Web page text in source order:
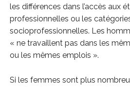
les différences dans l’accès aux
professionnelles ou les
socioprofessionnelles. Les
« ne travaillent pas dans les
ou les mêmes emplois ».
Si les femmes sont plus